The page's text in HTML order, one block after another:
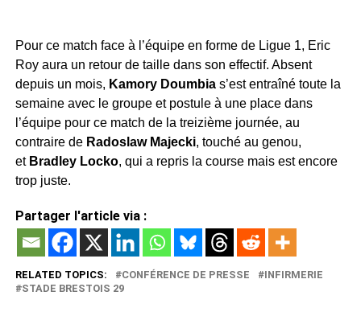
Pour ce match face à l’équipe en forme de Ligue 1, Eric
Roy aura un retour de taille dans son effectif. Absent
depuis un mois, Kamory Doumbia s’est entraîné toute la
semaine avec le groupe et postule à une place dans
l’équipe pour ce match de la treizième journée, au
contraire de Radoslaw Majecki, touché au genou,
et Bradley Locko, qui a repris la course mais est encore
trop juste.
Partager l'article via :
RELATED TOPICS: CONFÉRENCE DE PRESSE
INFIRMERIE
STADE BRESTOIS 29